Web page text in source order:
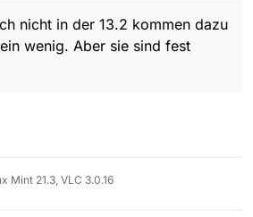
nutzen können.
nicht in der 13.2 kommen dazu
wenig. Aber sie sind fest
Mint 21.3, VLC 3.0.16